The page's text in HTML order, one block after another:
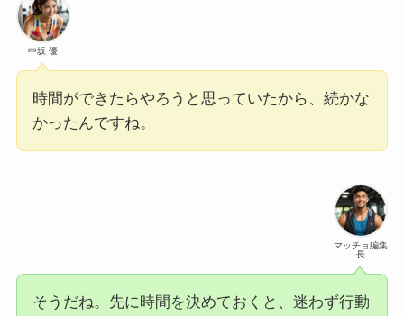
中坂 優
時間ができたらやろうと思っていたから、続かな
かったんですね。
マッチョ編集
長
そうだね。先に時間を決めておくと、迷わず行動